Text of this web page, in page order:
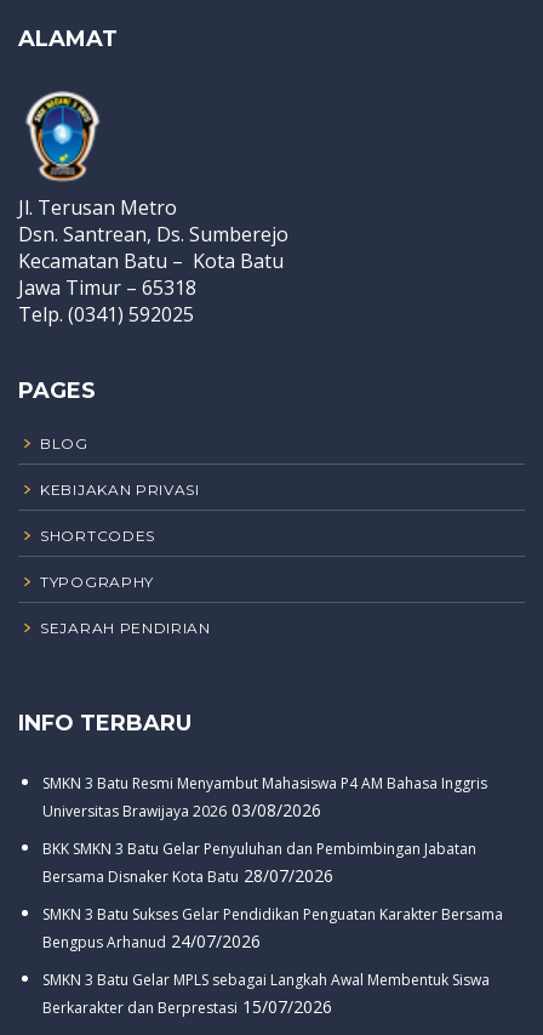
ALAMAT
Jl. Terusan Metro
Dsn. Santrean, Ds. Sumberejo
Kecamatan Batu – Kota Batu
Jawa Timur – 65318
Telp. (0341) 592025
PAGES
BLOG
KEBIJAKAN PRIVASI
SHORTCODES
TYPOGRAPHY
SEJARAH PENDIRIAN
INFO TERBARU
SMKN 3 Batu Resmi Menyambut Mahasiswa P4 AM Bahasa Inggris
Universitas Brawijaya 2026 03/08/2026
BKK SMKN 3 Batu Gelar Penyuluhan dan Pembimbingan Jabatan
Bersama Disnaker Kota Batu 28/07/2026
SMKN 3 Batu Sukses Gelar Pendidikan Penguatan Karakter Bersama
Bengpus Arhanud 24/07/2026
SMKN 3 Batu Gelar MPLS sebagai Langkah Awal Membentuk Siswa
Berkarakter dan Berprestasi 15/07/2026